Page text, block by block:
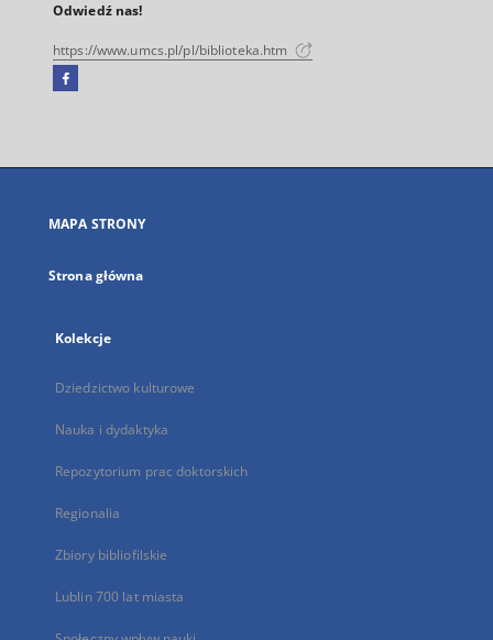
Odwiedź nas!
https://www.umcs.pl/pl/biblioteka.htm
Facebook
się
karcie
MAPA STRONY
Strona główna
Kolekcje
Dziedzictwo kulturowe
Nauka i dydaktyka
Repozytorium prac doktorskich
Regionalia
Zbiory bibliofilskie
Lublin 700 lat miasta